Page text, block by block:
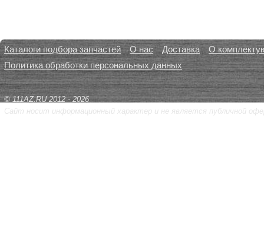
Каталоги подбора запчастей О нас Доставка
О
Политика обработки персональных данных
© 111AZ.RU 2012 - 2026
Сайт носит информационный характер и не является публичной